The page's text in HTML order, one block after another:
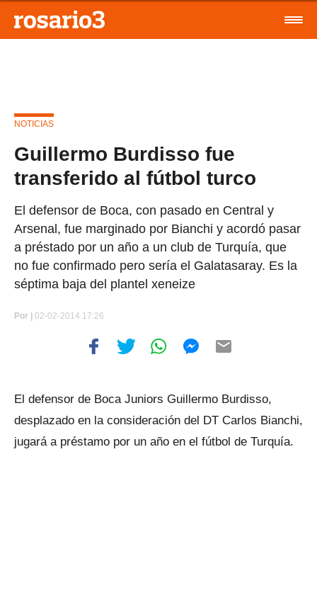
NOTICIAS
Guillermo Burdisso fue
transferido al fútbol turco
El defensor de Boca, con pasado en Central y
Arsenal, fue marginado por Bianchi y acordó pasar
a préstado por un año a un club de Turquía, que
no fue confirmado pero sería el Galatasaray. Es la
séptima baja del plantel xeneize
Por 02-02-2014 17:26
El defensor de Boca Juniors Guillermo Burdisso,
desplazado en la consideración del DT Carlos Bianchi,
jugará a préstamo por un año en el fútbol de Turquía.